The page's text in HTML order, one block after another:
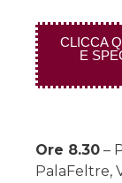
CLICCA
E
Ore 8.30 –
PalaFeltre,